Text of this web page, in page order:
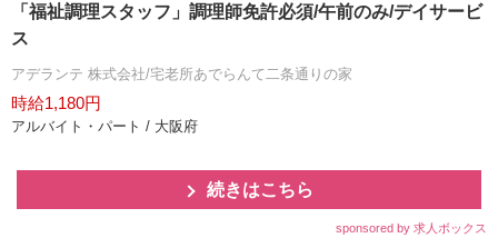
「福祉調理スタッフ」調理師免許必須/午前のみ/デイサービ
ス
アデランテ 株式会社/宅老所あでらんて二条通りの家
時給1,180円
アルバイト・パート / 大阪府
続きはこちら
sponsored by 求人ボックス